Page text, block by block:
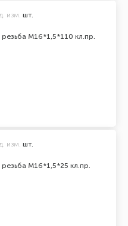
M16*1,5*110 кл.пр.
изм. шт.
M16*1,5*25 кл.пр.
изм. шт.